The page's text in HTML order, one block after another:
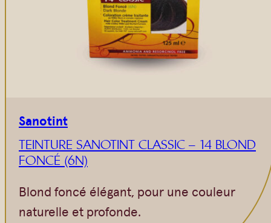
Sanotint
TEINTURE SANOTINT CLASSIC – 14 BLOND
FONCÉ (6N)
Blond foncé élégant, pour une couleur
naturelle et profonde.